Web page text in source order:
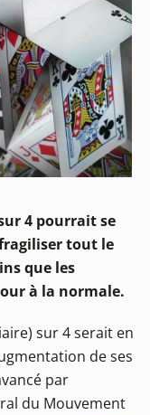
4 pourrait se
tout le
que les
à la normale.
sur 4 serait en
de ses
par
du Mouvement